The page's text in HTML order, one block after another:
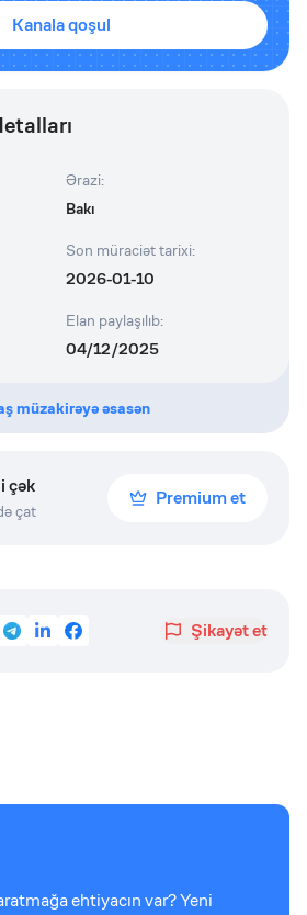
Kanala qoşul
Ərazi:
Bakı
Son müraciət tarixi:
2026-01-10
Elan paylaşılıb:
04/12/2025
müzakirəyə əsasən
çək
çat
Premium et
Şikayət et
ehtiyacın var? Yeni